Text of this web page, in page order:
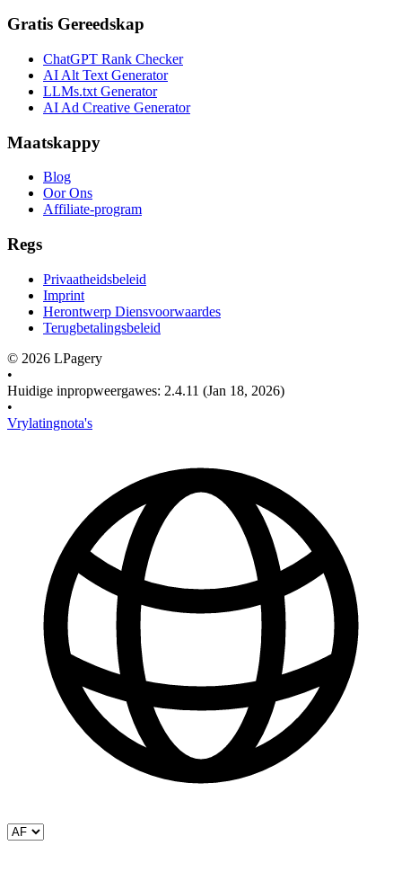
Gratis Gereedskap
ChatGPT Rank Checker
AI Alt Text Generator
LLMs.txt Generator
AI Ad Creative Generator
Maatskappy
Blog
Oor Ons
Affiliate-program
Regs
Privaatheidsbeleid
Imprint
Herontwerp Diensvoorwaardes
Terugbetalingsbeleid
© 2026 LPagery
•
Huidige inpropweergawes: 2.4.11 (Jan 18, 2026)
•
Vrylatingnota's